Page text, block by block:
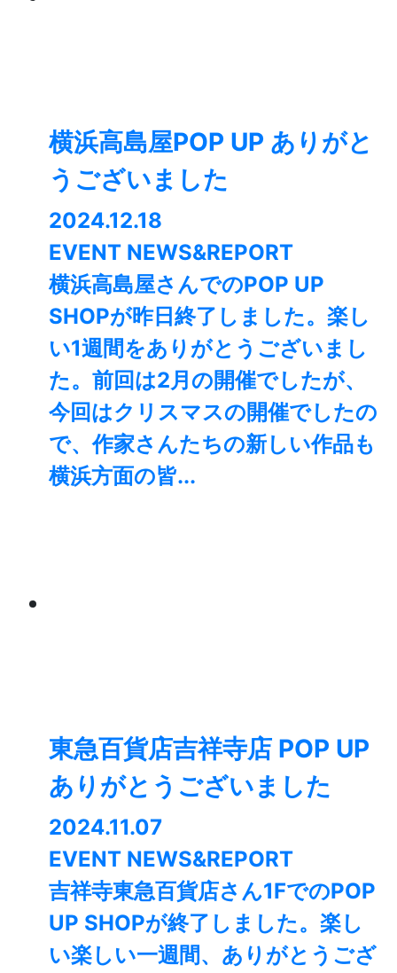
横浜高島屋POP UP ありがと
うございました
2024.12.18
EVENT NEWS&REPORT
横浜高島屋さんでのPOP UP
SHOPが昨日終了しました。楽し
い1週間をありがとうございまし
た。⁡前回は2月の開催でしたが、
今回はクリスマスの開催でしたの
で、作家さんたちの新しい作品も
横浜方面の皆...
東急百貨店吉祥寺店 POP UP
ありがとうございました
2024.11.07
EVENT NEWS&REPORT
吉祥寺東急百貨店さん1FでのPOP
UP SHOPが終了しました。⁡楽し
い楽しい一週間、ありがとうござ